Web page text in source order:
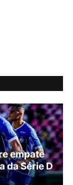
empate
da Série D